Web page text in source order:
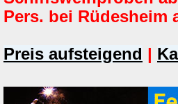
Pers. bei Rüdesheim
Preis aufsteigend |